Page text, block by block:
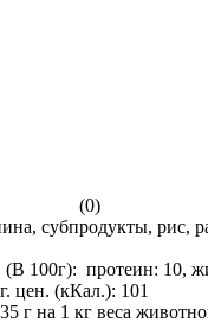
(0)
субпродукты, рис,
(В 100г): протеин: 10,
цен. (кКал.): 101
г на 1 кг веса